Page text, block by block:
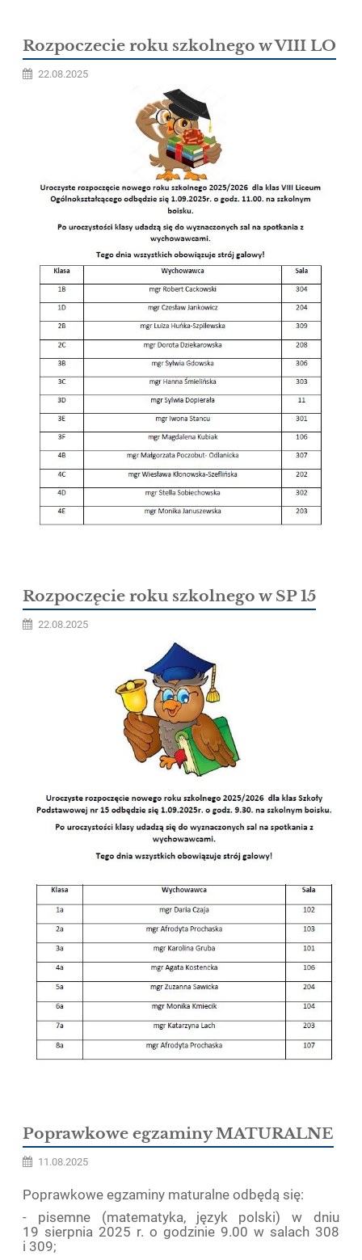
Rozpoczecie roku szkolnego w VIII LO
22.08.2025
Rozpoczęcie roku szkolnego w SP 15
22.08.2025
Poprawkowe egzaminy MATURALNE
11.08.2025
Poprawkowe egzaminy maturalne odbędą się:
- pisemne (matematyka, język polski) w dniu
19 sierpnia 2025 r. o godzinie 9.00 w salach 308
i 309;